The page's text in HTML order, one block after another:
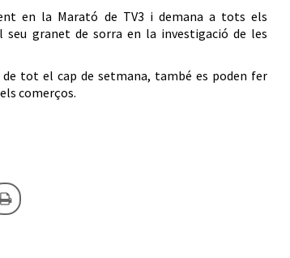
en la Marató de TV3 i demana a tots els
granet de sorra en la investigació de les
tot el cap de setmana, també es poden fer
comerços.
Imprimeix